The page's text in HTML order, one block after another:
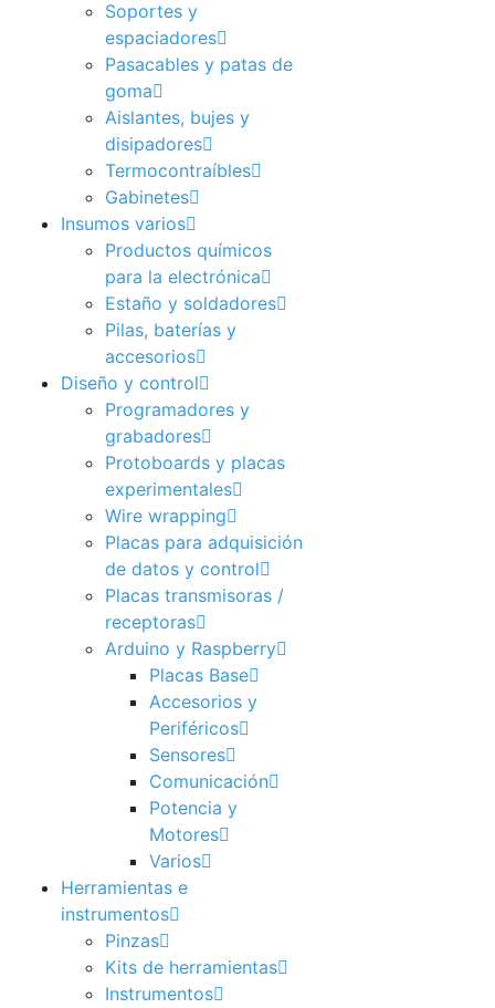
Soportes y
espaciadores
Pasacables y patas de
goma
Aislantes, bujes y
disipadores
Termocontraíbles
Gabinetes
Insumos varios
Productos químicos
para la electrónica
Estaño y soldadores
Pilas, baterías y
accesorios
Diseño y control
Programadores y
grabadores
Protoboards y placas
experimentales
Wire wrapping
Placas para adquisición
de datos y control
Placas transmisoras /
receptoras
Arduino y Raspberry
Placas Base
Accesorios y
Periféricos
Sensores
Comunicación
Potencia y
Motores
Varios
Herramientas e
instrumentos
Pinzas
Kits de herramientas
Instrumentos